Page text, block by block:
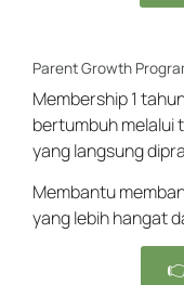
Parent Growth
Membership 1
bertumbuh melalui
yang langsung
Membantu
yang lebih hangat